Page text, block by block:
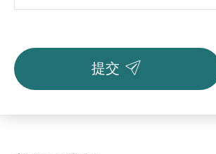
提交 